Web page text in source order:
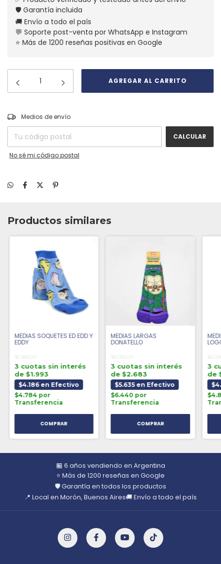
🛡️ Garantía incluida
🚚 Envío a todo el país
💬 Soporte post-venta por WhatsApp e Instagram
⭐ Más de 1200 reseñas positivas en Google
Entregas para el CP:
Medios de envío
CALCULAR
No sé mi código postal
Productos similares
MEDIAS SOQUETES ED EDD Y
EDDY
$5.980,00
3 cuotas sin interés
de $1.993
$4.186 en Efectivo
$4.784 por
Transferencia
MEDIAS LARGAS
DONATELLO
$8.050,00
3 cuotas sin interés
de $2.683
$5.635 en Efectivo
$6.440 por
Transferencia
3
de
🏪 6 años vendiendo en Argentina
⭐ Más de 1200 reseñas en Google
🛡️ Garantía en todos los productos
📍 Local en Morón, Buenos Aires🚚 Envío a todo el país